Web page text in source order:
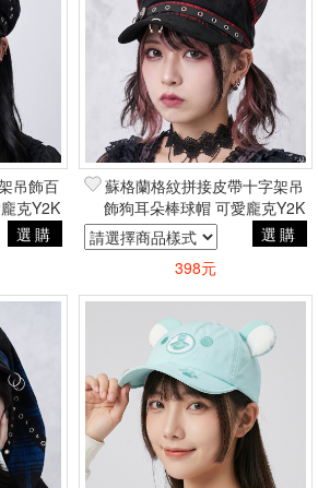
吊飾百
克Y2K
個性
選購
蘇格蘭格紋拼接皮帶十字架吊
飾狗耳朵棒球帽 可愛龐克Y2K
古著潮流暗黑街頭個性
選購
398元